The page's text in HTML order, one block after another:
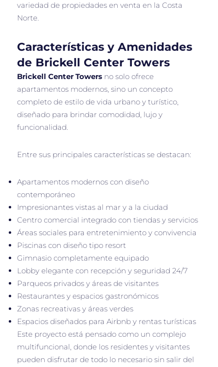
variedad de propiedades en venta en la Costa
Norte.
Características y Amenidades
de Brickell Center Towers
Brickell Center Towers no solo ofrece
apartamentos modernos, sino un concepto
completo de estilo de vida urbano y turístico,
diseñado para brindar comodidad, lujo y
funcionalidad.
Entre sus principales características se destacan:
Apartamentos modernos con diseño
contemporáneo
Impresionantes vistas al mar y a la ciudad
Centro comercial integrado con tiendas y servicios
Áreas sociales para entretenimiento y convivencia
Piscinas con diseño tipo resort
Gimnasio completamente equipado
Lobby elegante con recepción y seguridad 24/7
Parqueos privados y áreas de visitantes
Restaurantes y espacios gastronómicos
Zonas recreativas y áreas verdes
Espacios diseñados para Airbnb y rentas turísticas
Este proyecto está pensado como un complejo
multifuncional, donde los residentes y visitantes
pueden disfrutar de todo lo necesario sin salir del